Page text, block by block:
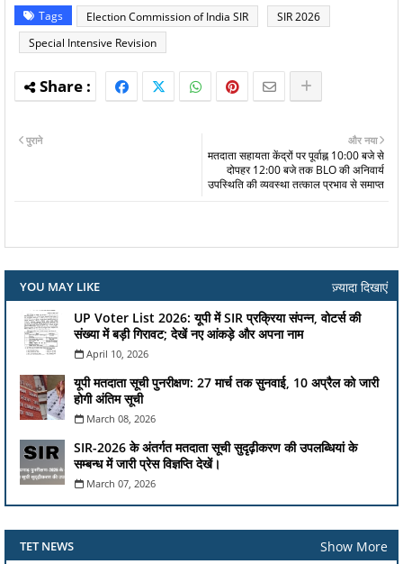
Tags Election Commission of India SIR
SIR 2026
Special Intensive Revision
और नया
मतदाता सहायता केंद्रों पर पूर्वाह्न 10:00 बजे से
दोपहर 12:00 बजे तक BLO की अनिवार्य
उपस्थिति की व्यवस्था तत्काल प्रभाव से समाप्त
पुराने
YOU MAY LIKE
ज़्यादा दिखाएं
UP Voter List 2026: यूपी में SIR प्रक्रिया संपन्न, वोटर्स की
संख्या में बड़ी गिरावट; देखें नए आंकड़े और अपना नाम
April 10, 2026
यूपी मतदाता सूची पुनरीक्षण: 27 मार्च तक सुनवाई, 10 अप्रैल को जारी
होगी अंतिम सूची
March 08, 2026
SIR-2026 के अंतर्गत मतदाता सूची सुदृढ़ीकरण की उपलब्धियां के
सम्बन्ध में जारी प्रेस विज्ञप्ति देखें।
March 07, 2026
TET NEWS Show More